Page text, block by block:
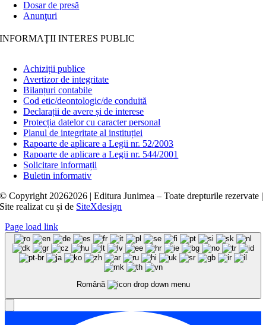
Dosar de presă
Anunţuri
INFORMAȚII INTERES PUBLIC
Achiziții publice
Avertizor de integritate
Bilanțuri contabile
Cod etic/deontologic/de conduită
Declarații de avere și de interese
Protecția datelor cu caracter personal
Planul de integritate al instituției
Rapoarte de aplicare a Legii nr. 52/2003
Rapoarte de aplicare a Legii nr. 544/2001
Solicitare informații
Buletin informativ
© Copyright 20262026 | Editura Junimea – Toate drepturile rezervate |
Site realizat cușide SiteXdesign
Page load link
Română